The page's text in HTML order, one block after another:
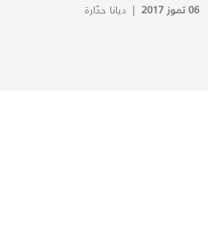
06 تموز 2017 | ديانا حدّارة